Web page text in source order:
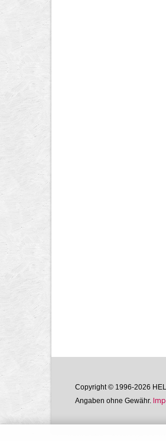
Copyright © 1996-2026
Angaben ohne Gewähr.